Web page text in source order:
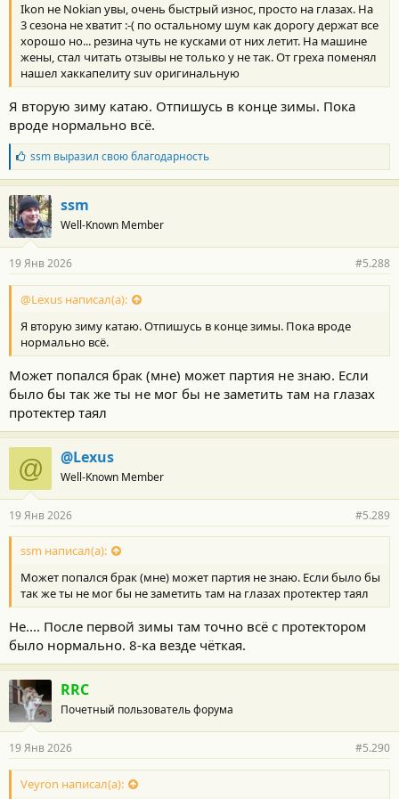
Ikon не Nokian увы, очень быстрый износ, просто на глазах. На
3 сезона не хватит :-( по остальному шум как дорогу держат все
хорошо но... резина чуть не кусками от них летит. На машине
жены, стал читать отзывы не только у не так. От греха поменял
нашел хаккапелиту suv оригинальную
Я вторую зиму катаю. Отпишусь в конце зимы. Пока
вроде нормально всё.
Б
л
а
г
о
д
а
н
о
с
и
:
ssmвыразил свою благодарность
ssm
Well-Known Member
19 Янв 2026 #5.288
@Lexus написал(а):
Я вторую зиму катаю. Отпишусь в конце зимы. Пока вроде
нормально всё.
Может попался брак (мне) может партия не знаю. Если
было бы так же ты не мог бы не заметить там на глазах
протектер таял
@ @Lexus
Well-Known Member
19 Янв 2026 #5.289
ssm написал(а):
Может попался брак (мне) может партия не знаю. Если было бы
так же ты не мог бы не заметить там на глазах протектер таял
Не.... После первой зимы там точно всё с протектором
было нормально. 8-ка везде чёткая.
RRC
Почетный пользователь форума
19 Янв 2026 #5.290
Veyron написал(а):